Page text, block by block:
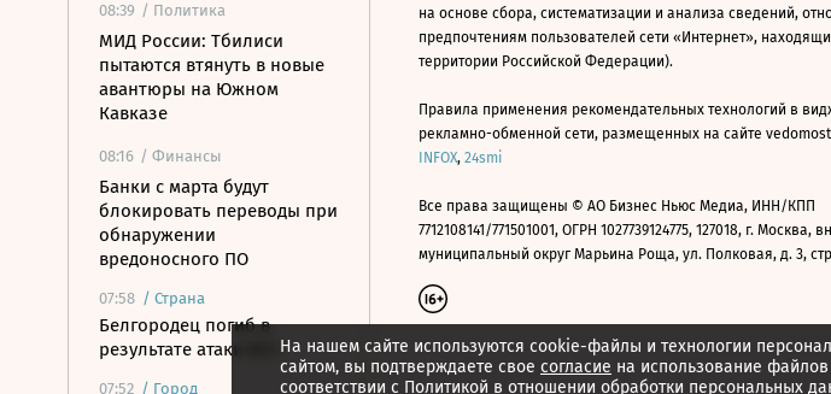
08:39 / Политика
МИД России: Тбилиси
пытаются втянуть в новые
авантюры на Южном
Кавказе
08:16 / Финансы
Банки с марта будут
блокировать переводы при
обнаружении
вредоносного ПО
07:58 / Страна
Белгородец погиб в
результате атаки ВСУ
07:52 / Город
На нашем сайте используются cookie-файлы и технологии
сайтом, вы подтверждаете свое согласие на использование
соответствии с Политикой в отношении обработки персональных
на основе сбора, систематизации и анализа сведений,
предпочтениям пользователей сети «Интернет»,
территории Российской Федерации).
Правила применения рекомендательных технологий в
рекламно-обменной сети, размещенных на сайте
INFOX, 24smi
Все права защищены © АО Бизнес Ньюс Медиа, ИНН/КПП
7712108141/771501001, ОГРН 1027739124775, 127018, г. Москва,
муниципальный округ Марьина Роща, ул. Полковая, д. 3,